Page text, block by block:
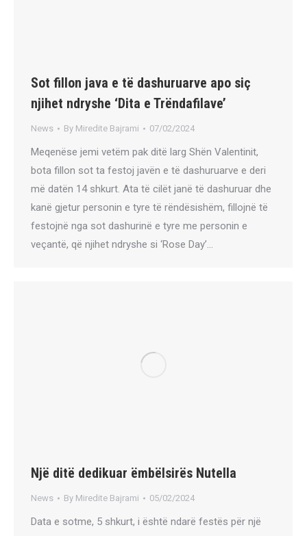
Sot fillon java e të dashuruarve apo siç
njihet ndryshe ‘Dita e Trëndafilave’
News By Miredite Bajrami 07/02/2024
Meqenëse jemi vetëm pak ditë larg Shën Valentinit,
bota fillon sot ta festoj javën e të dashuruarve e deri
më datën 14 shkurt. Ata të cilët janë të dashuruar dhe
kanë gjetur personin e tyre të rëndësishëm, fillojnë të
festojnë nga sot dashurinë e tyre me personin e
veçantë, që njihet ndryshe si ‘Rose Day’…
Një ditë dedikuar ëmbëlsirës Nutella
News By Miredite Bajrami 05/02/2024
Data e sotme, 5 shkurt, i është ndarë festës për një